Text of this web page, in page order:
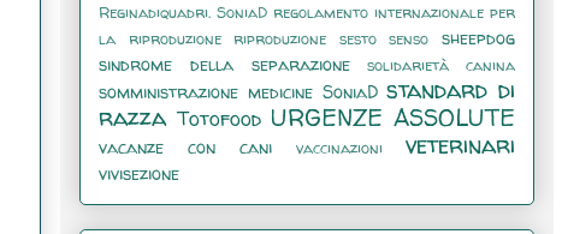
Reginadiquadri. SoniaD regolamento internazionale per
la riproduzione
riproduzione sesto senso
sheepdog
sindrome della separazione
solidarietà canina
somministrazione medicine SoniaD standard di
razza Totofood URGENZE ASSOLUTE
vacanze con cani vaccinazioni veterinari
vivisezione